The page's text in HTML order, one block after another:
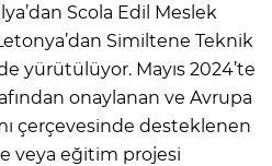
Scola Edil Meslek
Similtene Teknik
yürütülüyor. Mayıs 2024’te
onaylanan ve Avrupa
çerçevesinde desteklenen
veya eğitim projesi